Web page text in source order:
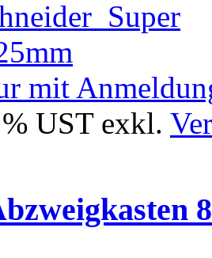
mit
UST exkl.